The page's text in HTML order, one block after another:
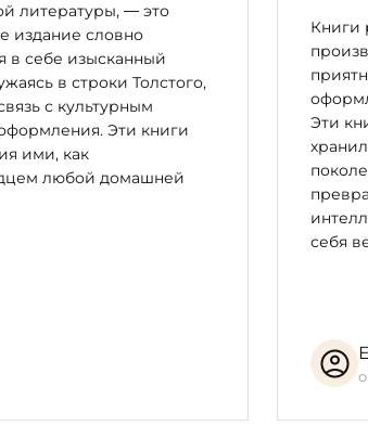
литературы, — это
издание словно
в себе изысканный
в строки Толстого,
с культурным
Эти книги
ими, как
любой домашней
Книги
Эти
себя